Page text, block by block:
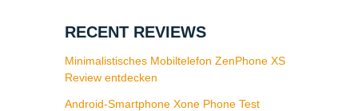
RECENT REVIEWS
Minimalistisches Mobiltelefon ZenPhone XS
Review entdecken
Android-Smartphone Xone Phone Test